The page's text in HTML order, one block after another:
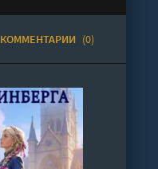
КОММЕНТАРИИ (0)